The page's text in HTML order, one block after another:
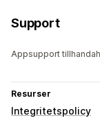
Support
Appsupport
Resurser
Integritetspolicy